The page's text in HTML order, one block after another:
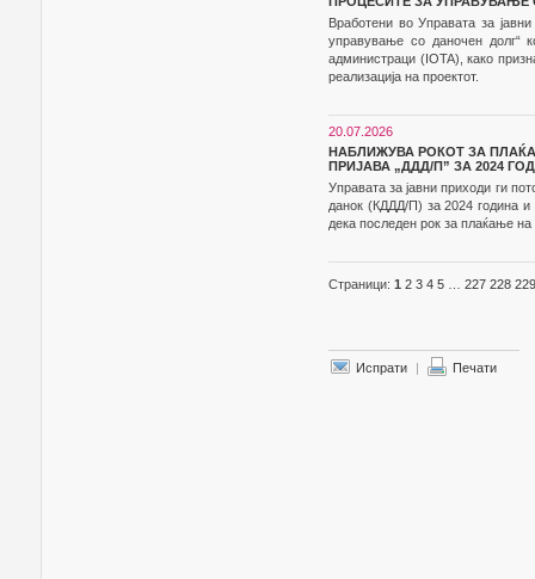
Вработени во Управата за
управување со даночен долг“
администраци (IOTA), како
реализација на проектот.
20.07.2026
НАБЛИЖУВА РОКОТ ЗА
ПРИЈАВА „ДДД/П” ЗА 2024
Управата за јавни приходи ги
данок (КДДД/П) за 2024 година
дека последен рок за плаќање на
Страници: 1 2 3 4 5 227 228 229
Испрати | Печати